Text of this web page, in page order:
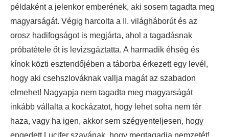
példaként a jelenkor emberének, aki sosem tagadta meg
magyarságát. Végig harcolta a II. világháborút és az
orosz hadifogságot is megjárta, ahol a tagadásnak
próbatétele őt is levizsgáztatta. A harmadik éhség és
kínok közti esztendőjében a táborba érkezett egy levél,
hogy aki csehszlováknak vallja magát az szabadon
elmehet! Nagyapja nem tagadta meg magyarságát
inkább vállalta a kockázatot, hogy lehet soha nem tér
haza, vagy ha igen, akkor sem szégyenteljesen, hogy
engedett Lucifer szavának, hogy megtagadja nemzetét!